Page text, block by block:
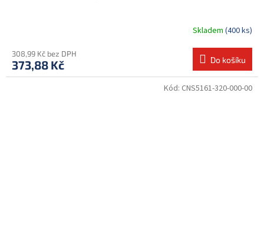
Skladem (400 ks)
308,99 Kč bez DPH
373,88 Kč Do košíku
Kód: CNS5161-320-000-00